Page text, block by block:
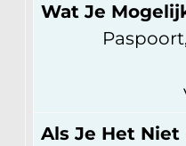
Wat Je
Als Je Het Niet